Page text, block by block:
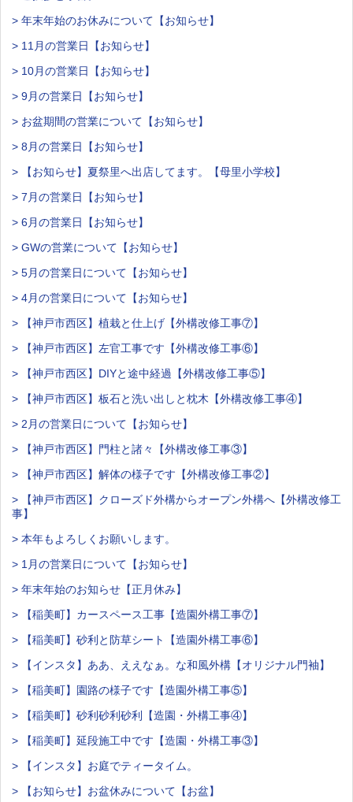
> 年末年始のお休みについて【お知らせ】
> 11月の営業日【お知らせ】
> 10月の営業日【お知らせ】
> 9月の営業日【お知らせ】
> お盆期間の営業について【お知らせ】
> 8月の営業日【お知らせ】
> 【お知らせ】夏祭里へ出店してます。【母里小学校】
> 7月の営業日【お知らせ】
> 6月の営業日【お知らせ】
> GWの営業について【お知らせ】
> 5月の営業日について【お知らせ】
> 4月の営業日について【お知らせ】
> 【神戸市西区】植栽と仕上げ【外構改修工事⑦】
> 【神戸市西区】左官工事です【外構改修工事⑥】
> 【神戸市西区】DIYと途中経過【外構改修工事⑤】
> 【神戸市西区】板石と洗い出しと枕木【外構改修工事④】
> 2月の営業日について【お知らせ】
> 【神戸市西区】門柱と諸々【外構改修工事③】
> 【神戸市西区】解体の様子です【外構改修工事②】
> 【神戸市西区】クローズド外構からオープン外構へ【外構改修工
事】
> 本年もよろしくお願いします。
> 1月の営業日について【お知らせ】
> 年末年始のお知らせ【正月休み】
> 【稲美町】カースペース工事【造園外構工事⑦】
> 【稲美町】砂利と防草シート【造園外構工事⑥】
> 【インスタ】ああ、ええなぁ。な和風外構【オリジナル門袖】
> 【稲美町】園路の様子です【造園外構工事⑤】
> 【稲美町】砂利砂利砂利【造園・外構工事④】
> 【稲美町】延段施工中です【造園・外構工事③】
> 【インスタ】お庭でティータイム。
> 【お知らせ】お盆休みについて【お盆】